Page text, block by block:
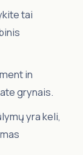
tai
in
grynais.
yra keli,